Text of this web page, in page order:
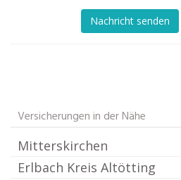
Nachricht senden
Versicherungen in der Nähe
Mitterskirchen
Erlbach Kreis Altötting